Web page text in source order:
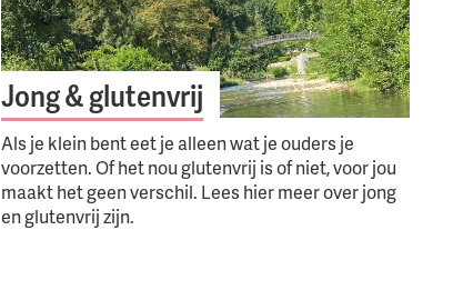
Jong & glutenvrij
Als je klein bent eet je alleen wat je ouders je
voorzetten. Of het nou glutenvrij is of niet, voor jou
maakt het geen verschil. Lees hier meer over jong
en glutenvrij zijn.